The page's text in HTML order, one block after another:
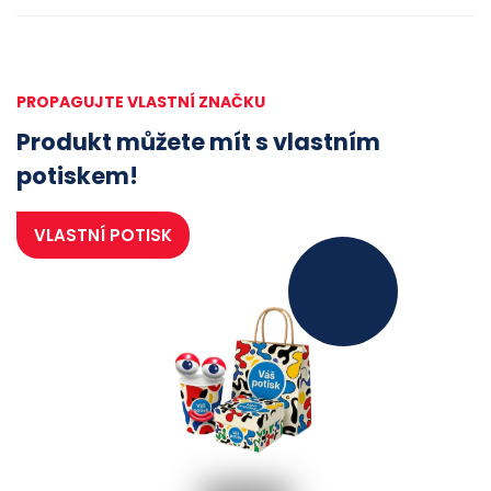
PROPAGUJTE VLASTNÍ ZNAČKU
Produkt můžete mít s vlastním
potiskem!
VLASTNÍ POTISK